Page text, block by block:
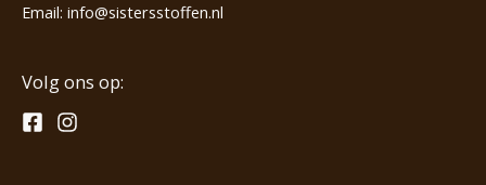
Email: info@sistersstoffen.nl
Volg ons op: